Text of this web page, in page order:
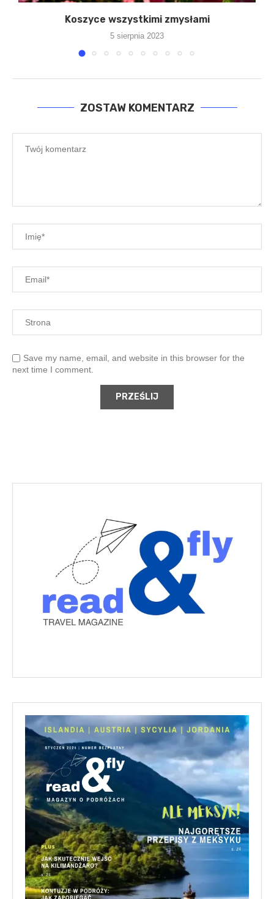
Koszyce wszystkimi zmysłami
5 sierpnia 2023
ZOSTAW KOMENTARZ
Save my name, email, and website in this browser for the
next time I comment.